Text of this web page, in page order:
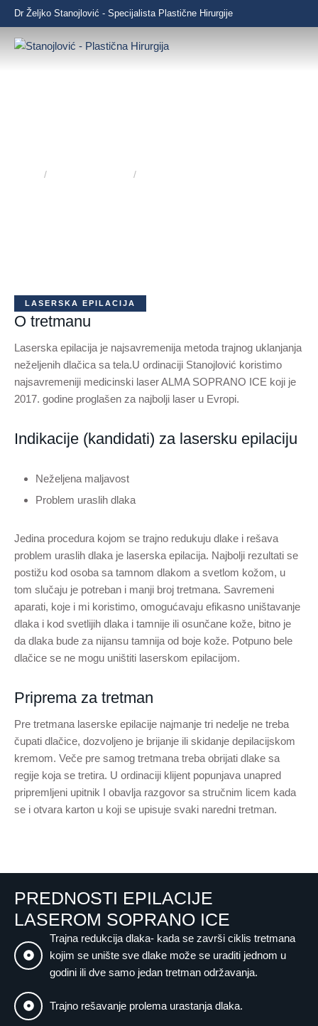
Dr Željko Stanojlović - Specijalista Plastične Hirurgije
/ /
LASERSKA EPILACIJA
O tretmanu
Laserska epilacija je najsavremenija metoda trajnog uklanjanja
neželjenih dlačica sa tela.U ordinaciji Stanojlović koristimo
najsavremeniji medicinski laser ALMA SOPRANO ICE koji je
2017. godine proglašen za najbolji laser u Evropi.
Indikacije (kandidati) za lasersku epilaciju
Neželjena maljavost
Problem uraslih dlaka
Jedina procedura kojom se trajno redukuju dlake i rešava
problem uraslih dlaka je laserska epilacija. Najbolji rezultati se
postižu kod osoba sa tamnom dlakom a svetlom kožom, u
tom slučaju je potreban i manji broj tretmana. Savremeni
aparati, koje i mi koristimo, omogućavaju efikasno uništavanje
dlaka i kod svetlijih dlaka i tamnije ili osunčane kože, bitno je
da dlaka bude za nijansu tamnija od boje kože. Potpuno bele
dlačice se ne mogu uništiti laserskom epilacijom.
Priprema za tretman
Pre tretmana laserske epilacije najmanje tri nedelje ne treba
čupati dlačice, dozvoljeno je brijanje ili skidanje depilacijskom
kremom. Veče pre samog tretmana treba obrijati dlake sa
regije koja se tretira. U ordinaciji klijent popunjava unapred
pripremljeni upitnik I obavlja razgovor sa stručnim licem kada
se i otvara karton u koji se upisuje svaki naredni tretman.
PREDNOSTI EPILACIJE
LASEROM SOPRANO ICE
Trajna redukcija dlaka- kada se završi ciklis tretmana
kojim se unište sve dlake može se uraditi jednom u
godini ili dve samo jedan tretman održavanja.
Trajno rešavanje prolema urastanja dlaka.